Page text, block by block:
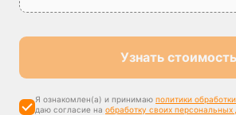
Узнать стоимость
Я ознакомлен(а) и принимаю политики
даю согласие на обработку своих персональных